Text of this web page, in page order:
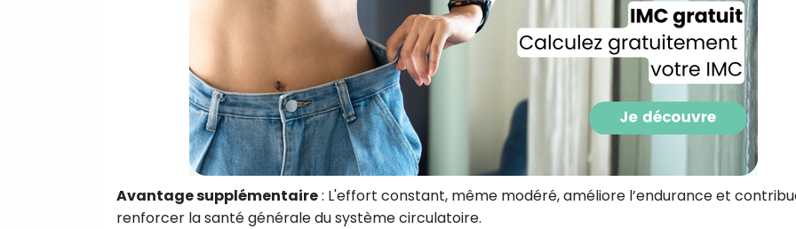
Avantage supplémentaire: L'effort constant, même modéré, améliore l’endurance et
renforcer la santé générale du système circulatoire.
Recevez
recettes inédites de